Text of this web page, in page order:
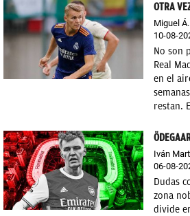
OTRA
Miguel
10-08-
No son
Real
en el
restan.
Iván
06-08-
Dudas
zona
divide